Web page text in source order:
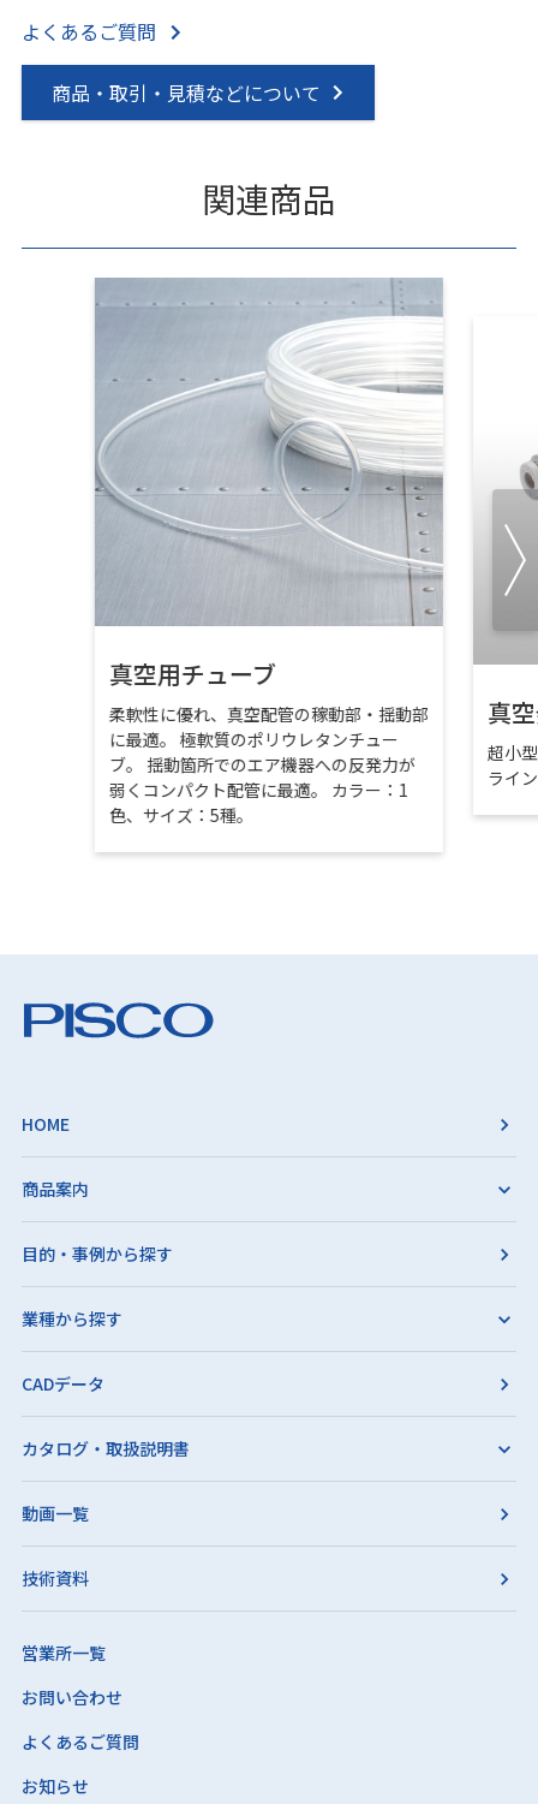
よくあるご質問
商品・取引・見積などについて
関連商品
真空用チューブ
柔軟性に優れ、真空配管の稼動部・揺動部
に最適。 極軟質のポリウレタンチュー
ブ。 揺動箇所でのエア機器への反発力が
弱くコンパクト配管に最適。 カラー：1
色、サイズ：5種。
真
超小
ライ
HOME
商品案内
目的・事例から探す
業種から探す
CADデータ
カタログ・取扱説明書
動画一覧
技術資料
営業所一覧
お問い合わせ
よくあるご質問
お知らせ